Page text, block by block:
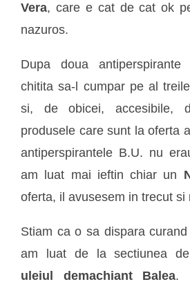
Vera, care e cat de cat ok
nazuros.
Dupa doua
chitita sa-l cumpar pe al
si, de obicei, accesibile,
produsele care sunt la oferta
antiperspirantele B.U. nu
am luat mai ieftin chiar un
oferta, il avusesem in trecut si
Stiam ca o sa dispara
am luat de la sectiunea
uleiul demachiant Balea.